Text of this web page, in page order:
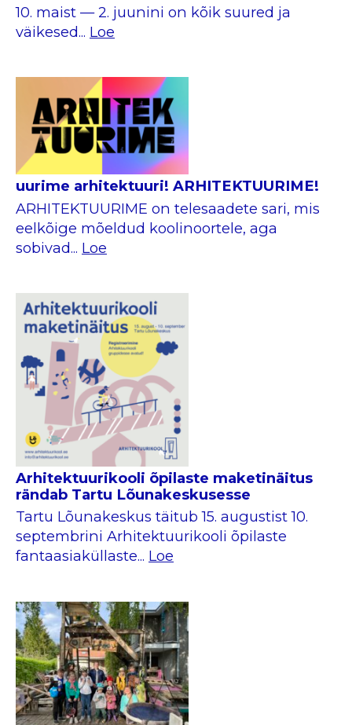
10. maist — 2. juunini on kõik suured ja
väikesed... Loe
uurime arhitektuuri! ARHITEKTUURIME!
ARHITEKTUURIME on telesaadete sari, mis
eelkõige mõeldud koolinoortele, aga
sobivad... Loe
Arhitektuurikooli õpilaste maketinäitus
rändab Tartu Lõunakeskusesse
Tartu Lõunakeskus täitub 15. augustist 10.
septembrini Arhitektuurikooli õpilaste
fantaasiaküllaste... Loe